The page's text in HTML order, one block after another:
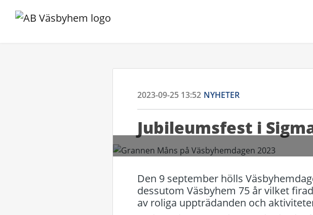
2023-09-25 13:52 NYHETER
Jubileumsfest i
Den 9 september hölls
dessutom Väsbyhem 75 år vilket
av roliga uppträdanden och